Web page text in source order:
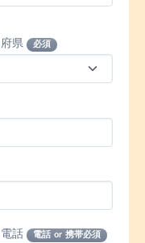
県 必須
話 電話 or 携帯必須